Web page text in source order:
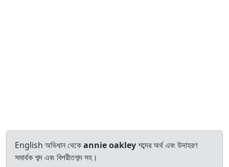
English অভিধান থেকেannie oakleyশব্দের অর্থ এবং উদাহরণ
সমার্থক শব্দ এবং বিপরীতশব্দ সহ।